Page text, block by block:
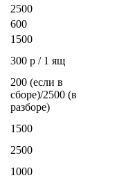
2500
600
1500
300 р / 1 ящ
200 (если в
сборе)/2500 (в
разборе)
1500
2500
1000